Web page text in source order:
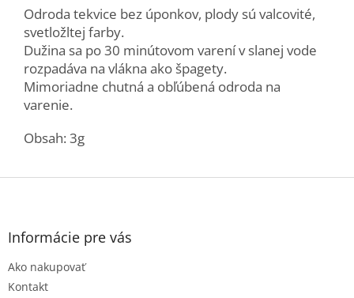
Odroda tekvice bez úponkov, plody sú valcovité,
svetložltej farby.
Dužina sa po 30 minútovom varení v slanej vode
rozpadáva na vlákna ako špagety.
Mimoriadne chutná a obľúbená odroda na
varenie.
Obsah: 3g
Z
Informácie pre vás
Ako nakupovať
Kontakt